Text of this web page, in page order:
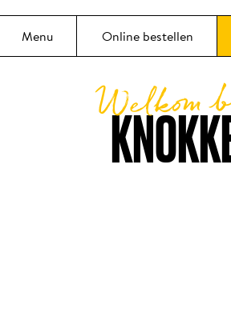
Menu Online bestellen
Welkom